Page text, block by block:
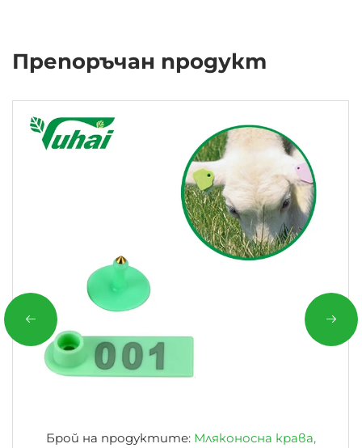
Препоръчан продукт
Брой на продуктите:Мляконосна крава,